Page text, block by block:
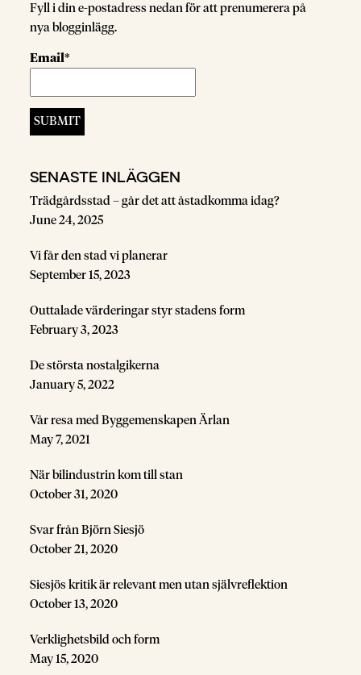
Fyll i din e-postadress nedan för att prenumerera på
nya blogginlägg.
Email*
SENASTE INLÄGGEN
Trädgårdsstad – går det att åstadkomma idag?
June 24, 2025
Vi får den stad vi planerar
September 15, 2023
Outtalade värderingar styr stadens form
February 3, 2023
De största nostalgikerna
January 5, 2022
Vår resa med Byggemenskapen Ärlan
May 7, 2021
När bilindustrin kom till stan
October 31, 2020
Svar från Björn Siesjö
October 21, 2020
Siesjös kritik är relevant men utan självreflektion
October 13, 2020
Verklighetsbild och form
May 15, 2020